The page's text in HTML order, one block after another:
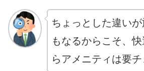
ちょっとした違い
もなるからこそ、
らアメニティは要チ